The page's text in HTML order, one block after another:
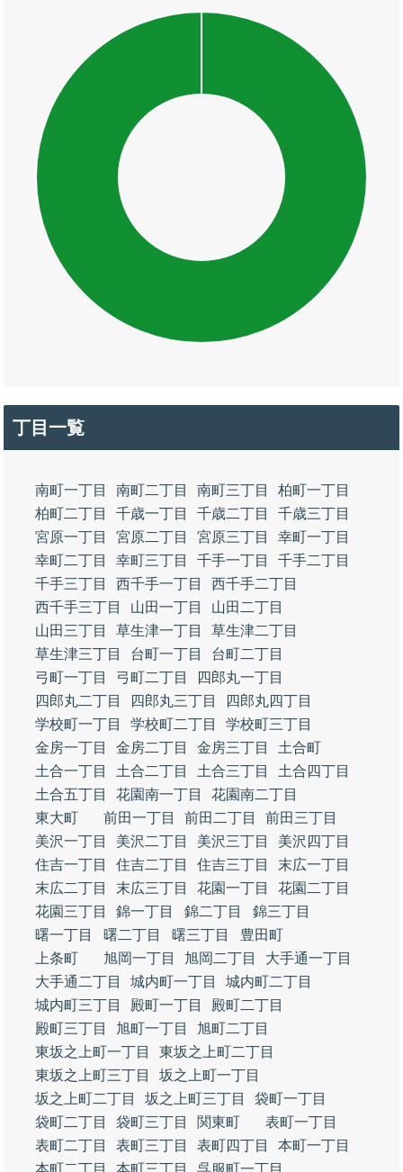
丁目一覧
南町一丁目 南町二丁目 南町三丁目
柏町一丁目
柏町二丁目
千歳一丁目 千歳二丁目
千歳三丁目
宮原一丁目
宮原二丁目 宮原三丁目
幸町一丁目
幸町二丁目
幸町三丁目 千手一丁目
千手二丁目
千手三丁目
西千手一丁目
西千手二丁目
西千手三丁目
山田一丁目
山田二丁目
山田三丁目
草生津一丁目
草生津二丁目
草生津三丁目
台町一丁目
台町二丁目
弓町一丁目
弓町二丁目
四郎丸一丁目
四郎丸二丁目
四郎丸三丁目
四郎丸四丁目
学校町一丁目
学校町二丁目
学校町三丁目
金房一丁目
金房二丁目 金房三丁目
土合町
土合一丁目
土合二丁目 土合三丁目
土合四丁目
土合五丁目
花園南一丁目
花園南二丁目
東大町
前田一丁目 前田二丁目
前田三丁目
美沢一丁目
美沢二丁目 美沢三丁目
美沢四丁目
住吉一丁目
住吉二丁目 住吉三丁目
末広一丁目
末広二丁目
末広三丁目 花園一丁目
花園二丁目
花園三丁目
錦一丁目 錦二丁目
錦三丁目
曙一丁目
曙二丁目 曙三丁目
豊田町
上条町
旭岡一丁目 旭岡二丁目
大手通一丁目
大手通二丁目
城内町一丁目
城内町二丁目
城内町三丁目
殿町一丁目
殿町二丁目
殿町三丁目
旭町一丁目
旭町二丁目
東坂之上町一丁目
東坂之上町二丁目
東坂之上町三丁目
坂之上町一丁目
坂之上町二丁目
坂之上町三丁目
袋町一丁目
袋町二丁目
袋町三丁目 関東町
表町一丁目
表町二丁目
表町三丁目 表町四丁目
本町一丁目
本町二丁目
本町三丁目 呉服町一丁目